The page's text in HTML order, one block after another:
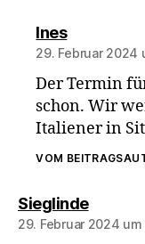
Inessagt:
29. Februar 2024
Der Termin
schon. Wir
Italiener in
VOM
Sieglindesagt:
29. Februar 2024 um